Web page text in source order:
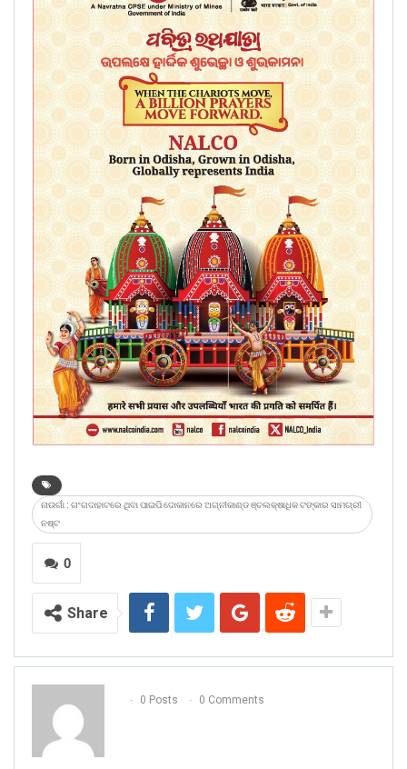
ନାଉଗାଁ : ଗଂଗଦାହାଟରେ ଥିବା ପାଇପି ଦୋକାନରେ ଅଗ୍ନୀକାଣ୍ଡ ଞ୍ଚଲକ୍ଷାଧିକ ଟଙ୍କାର ସାମଗ୍ରୀ
ନଷ୍ଟ
0
Share
0 Posts 0 Comments